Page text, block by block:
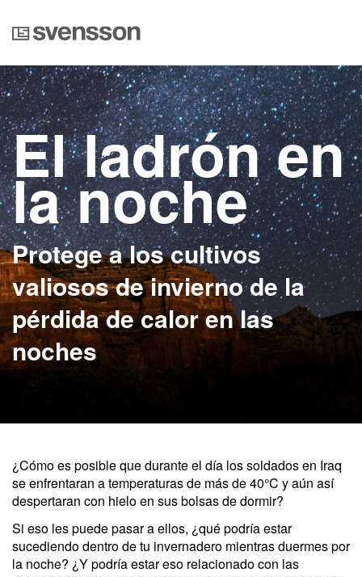
El ladrón en
la noche
Protege a los cultivos
valiosos de invierno de la
pérdida de calor en las
noches
¿Cómo es posible que durante el día los soldados en Iraq
se enfrentaran a temperaturas de más de 40°C y aún así
despertaran con hielo en sus bolsas de dormir?
Si eso les puede pasar a ellos, ¿qué podría estar
sucediendo dentro de tu invernadero mientras duermes por
la noche? ¿Y podría estar eso relacionado con las